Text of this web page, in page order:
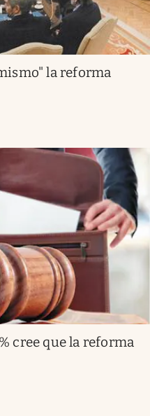
la reforma
cree que la reforma